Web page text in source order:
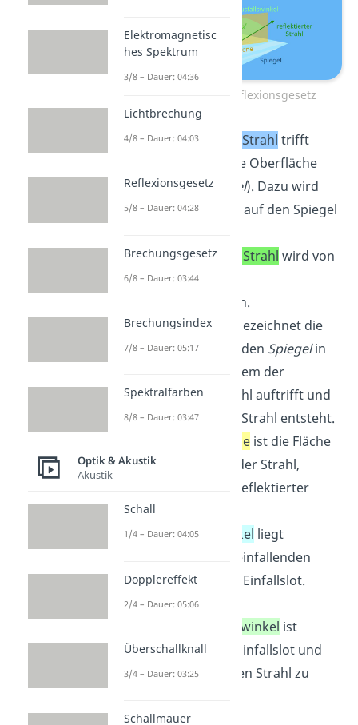
Begriffe beim Reflexionsgesetz
Dereinfallende Strahl trifft
zunächst auf die Oberfläche
(hier derSpiegel). Dazu wird
eine Lichtquelle auf den Spiegel
Derreflektierte Strahl wird von
der Oberfläche
zurückgeworfen.
DasEinfallslot
bezeichnet die
Senkrechte auf den Spiegelin
dem Punkt, in dem der
einfallende Strahl auftrifft und
der reflektierte Strahl entsteht.
Einfallsebene ist die Fläche
in der einfallender Strahl,
Einfallslot und reflektierter
Strahl liegen.
DerEinfallswinkel liegt
zwischen dem einfallenden
Strahl und dem Einfallslot.
DerAusfalls-
oder Reflexionswinkel ist
zwischen dem Einfallslot und
dem reflektierten Strahl zu
Elektromagnetisc
hes Spektrum
3/8 – Dauer: 04:36
Lichtbrechung
4/8 – Dauer: 04:03
Reflexionsgesetz
5/8 – Dauer: 04:28
Brechungsgesetz
6/8 – Dauer: 03:44
Brechungsindex
7/8 – Dauer: 05:17
Spektralfarben
8/8 – Dauer: 03:47
Optik & Akustik
Akustik
Schall
1/4 – Dauer: 04:05
Dopplereffekt
2/4 – Dauer: 05:06
Überschallknall
3/4 – Dauer: 03:25
Schallmauer